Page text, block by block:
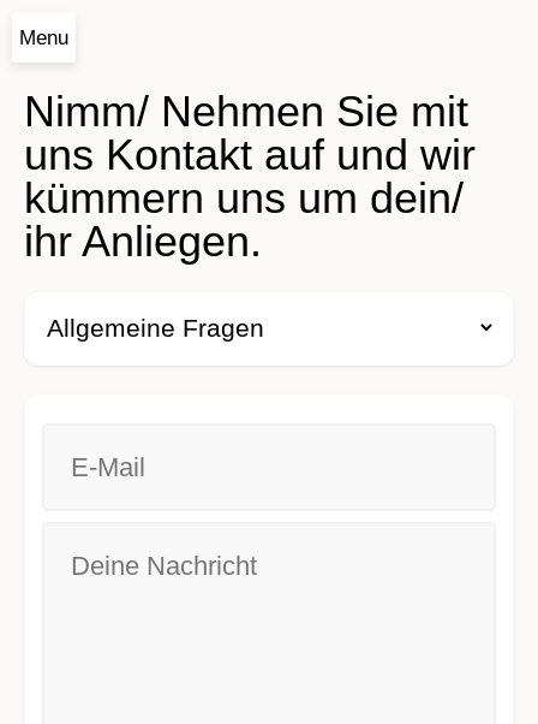
Menu
Nimm/ Nehmen Sie mit
uns Kontakt auf und wir
kümmern uns um dein/
ihr Anliegen.